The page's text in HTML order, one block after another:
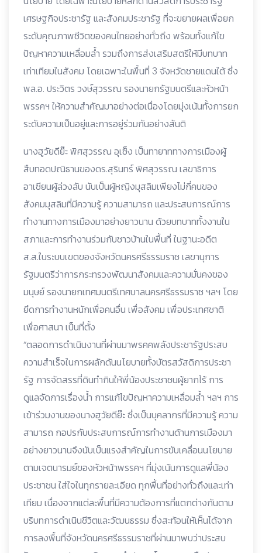
เศรษฐกิจประชารัฐ และสังคมประชารัฐ ที่จะขยายผลเพื่อยก
ระดับคุณภาพชีวิตของคนไทยอย่างทั่วถึง พร้อมทั้งแก้ไข
ปัญหาความเหลื่อมล้ำ รวมถึงการส่งเสริมสตรีให้มีบทบาท
เท่าเทียมในสังคม โดยเฉพาะในพื้นที่ 3 จังหวัดชายแดนใต้ ซึ่ง
พล.อ. ประวิตร วงษ์สุวรรณ รองนายกรัฐมนตรีและหัวหน้า
พรรคฯ ให้ความสำคัญมาอย่างต่อเนื่องโดยมุ่งเน้นทั้งการยก
ระดับความเป็นอยู่และการอยู่ร่วมกันอย่างสันติ
นางฮูวัยดีย๊ะ พิศสุวรรณ อุเซ็ง เป็นทายาททางการเมืองผู้
สืบทอดปณิธานของดร.สุรินทร์ พิศสุวรรณ เลขาธิการ
อาเซียนผู้ล่วงลับ นับเป็นผู้หญิงมุสลิมเพียงไม่กี่คนของ
สังคมมุสลิมที่มีความรู้ ความสามารถ และประสบการณ์การ
ทำงานทางการเมืองมาอย่างยาวนาน ด้วยบทบาททั้งงานใน
สภาและการทำงานร่วมกับชาวบ้านในพื้นที่ ในฐานะอดีต
ส.ส.ในระบบเขตของจังหวัดนครศรีธรรมราช เลขานุการ
รัฐมนตรีว่าการกระทรวงพัฒนาสังคมและความมั่นคงของ
มนุษย์ รองนายกเทศมนตรีเทศบาลนครศรีธรรมราช ฯลฯ โดย
ยึดการทำงานหนักเพื่อคนอื่น เพื่อสังคม เพื่อประเทศชาติ
เพื่อศาสนา เป็นที่ตั้ง
“ตลอดการดำเนินงานที่ผ่านมาพรคคพลังประชารัฐประสบ
ความสำเร็จในการผลักดันนโยบายทั้งบัตรสวัสดิการประชา
รัฐ การจัดสรรที่ดินทำกินให้พี่น้องประชาชนผู้ยากไร้ การ
ดูแลจัดการเรื่องน้ำ การแก้ไขปัญหาความเหลื่อมล้ำ ฯลฯ การ
เข้าร่วมงานของนางฮูวัยดีย๊ะ ซึ่งเป็นบุคลากรที่มีความรู้ ความ
สามารถ กอปรกับประสบการณ์การทำงานด้านการเมืองมา
อย่างยาวนานจึงนับเป็นแรงสำคัญในการขับเคลื่อนนโยบาย
ตามเจตนารมย์ของหัวหน้าพรรคฯ ที่มุ่งเน้นการดูแลพี่น้อง
ประชาชน ใส่ใจในทุกรายละเอียด ทุกพื้นที่อย่างทั่วถึงและเท่า
เทียม เนื่องจากแต่ละพื้นที่มีความต้องการที่แตกต่างกันตาม
บริบทการดำเนินชีวิตและวัฒนธรรม ซึ่งสะท้อนให้เห็นได้จาก
การลงพื้นที่จังหวัดนครศรีธรรมราชที่ผ่านมาพบว่าประสบ